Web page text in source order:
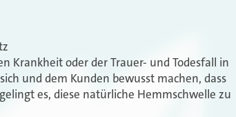
Krankheit oder der Trauer- und Todesfall in
und dem Kunden bewusst machen, dass
es, diese natürliche Hemmschwelle zu